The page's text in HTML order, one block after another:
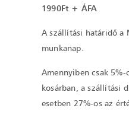
1990Ft + ÁFA
A szállítási határidő a
munkanap.
Amennyiben csak
kosárban, a szállítási
esetben 27%-os az